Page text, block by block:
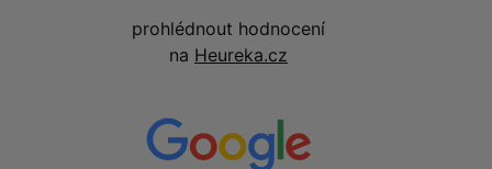
prohlédnout hodnocení
na Heureka.cz